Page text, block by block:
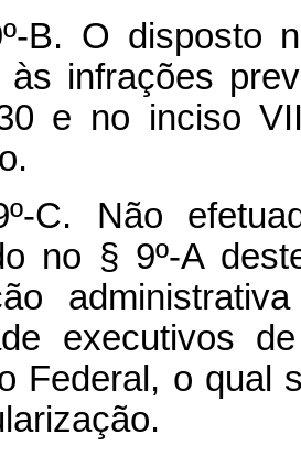
B. O disposto
às infrações
e no inciso
C. Não
no § 9º-A
executivos
Federal, o qual